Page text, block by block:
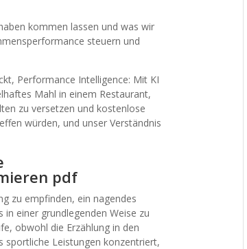
kommen lassen und was wir
steuern und
Performance Intelligence: Mit KI
Mahl in einem Restaurant,
zu versetzen und kostenlose
würden, und unser Verständnis
pdf
zu empfinden, ein nagendes
einer grundlegenden Weise zu
obwohl die Erzählung in den
sportliche Leistungen konzentriert,